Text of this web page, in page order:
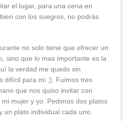
el lugar, para una cena en
con los suegros, no podrás
no solo tiene que ofrecer un
sino que lo mas importante es la
la verdad me quedo sin
difícil para mi ;). Fuimos tres
que nos quiso invitar con
mujer y yo. Pedimos dos platos
plato individual cada uno.